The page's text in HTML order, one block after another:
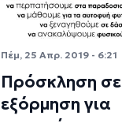
Πέμ, 25 Απρ. 2019 - 6:21
Πρόσκληση σε
εξόρμηση για